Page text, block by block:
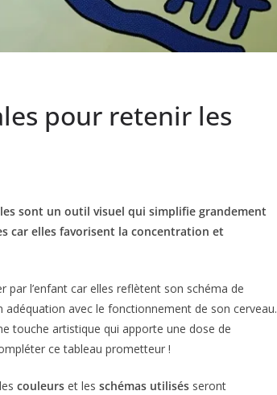
pour retenir les
sont un outil visuel qui simplifie grandement
car elles favorisent la concentration et
par l’enfant car elles reflètent son schéma de
adéquation avec le fonctionnement de son cerveau.
touche artistique qui apporte une dose de
ce tableau prometteur !
couleurs et les schémas utilisés seront